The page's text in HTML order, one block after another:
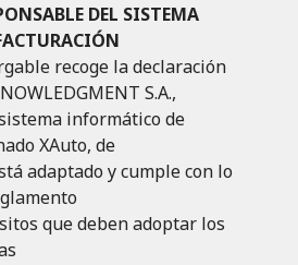
DEL SISTEMA
recoge la declaración
S.A.,
informático de
XAuto, de
adaptado y cumple con lo
que deben adoptar los